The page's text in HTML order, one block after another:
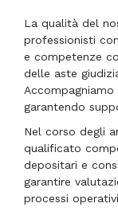
La qualità del
professionisti
e competenze
delle aste
garantendo
Nel corso degli
qualificato
depositari e
garantire
processi